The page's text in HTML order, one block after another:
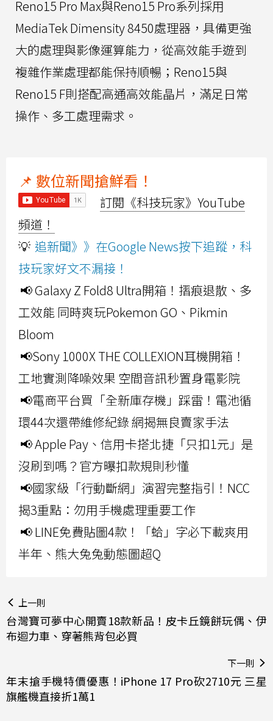
Reno15 Pro Max與Reno15 Pro系列採用
MediaTek Dimensity 8450處理器，具備更強
大的處理與影像運算能力，從高效能手遊到
複雜作業處理都能保持順暢；Reno15與
Reno15 F則搭配高通高效能晶片，滿足日常
操作、多工處理需求。
📌 數位新聞搶鮮看！
訂閱《科技玩家》YouTube
頻道！
💡 追新聞》》在Google News按下追蹤，科
技玩家好文不漏接！
📢 Galaxy Z Fold8 Ultra開箱！摺痕退散、多
工效能 同時爽玩Pokemon GO、Pikmin
Bloom
📢Sony 1000X THE COLLEXION耳機開箱！
工地實測降噪效果 空間音訊秒置身電影院
📢電商平台買「全新庫存機」踩雷！電池循
環44次還帶維修紀錄 網揭無良賣家手法
📢 Apple Pay、信用卡搭北捷「只扣1元」是
沒刷到嗎？官方曝扣款規則秒懂
📢國家級「行動斷網」演習完整指引！NCC
揭3重點：勿用手機處理重要工作
📢 LINE免費貼圖4款！「蛤」字必下載爽用
半年、熊大兔兔動態圖超Q
上一則
台灣寶可夢中心開賣18款新品！皮卡丘鏡餅玩偶、伊
布迴力車、穿著熊背包必買
下一則
年末搶手機特價優惠！iPhone 17 Pro砍2710元 三星
旗艦機直接折1萬1